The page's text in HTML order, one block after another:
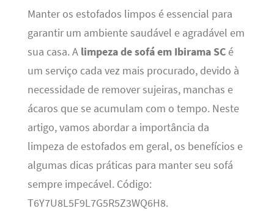
Manter os estofados limpos é essencial para
garantir um ambiente saudável e agradável em
sua casa. A limpeza de sofá em Ibirama SCé
um serviço cada vez mais procurado, devido à
necessidade de remover sujeiras, manchas e
ácaros que se acumulam com o tempo. Neste
artigo, vamos abordar a importância da
limpeza de estofados em geral, os benefícios e
algumas dicas práticas para manter seu sofá
sempre impecável. Código:
T6Y7U8L5F9L7G5R5Z3WQ6H8.